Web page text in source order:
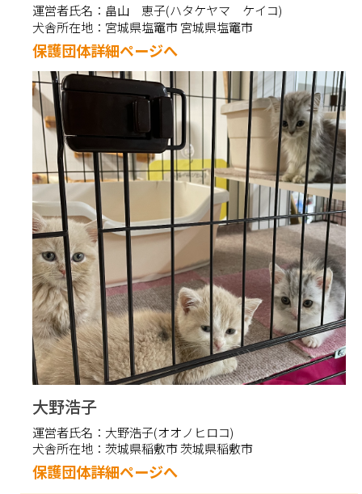
運営者氏名： 畠山 恵子(ハタケヤマ ケイコ)
犬舎所在地： 宮城県塩竈市 宮城県塩竈市
保護団体詳細ページへ
大野浩子
運営者氏名： 大野浩子(オオノヒロコ)
犬舎所在地：茨城県稲敷市 茨城県稲敷市
保護団体詳細ページへ